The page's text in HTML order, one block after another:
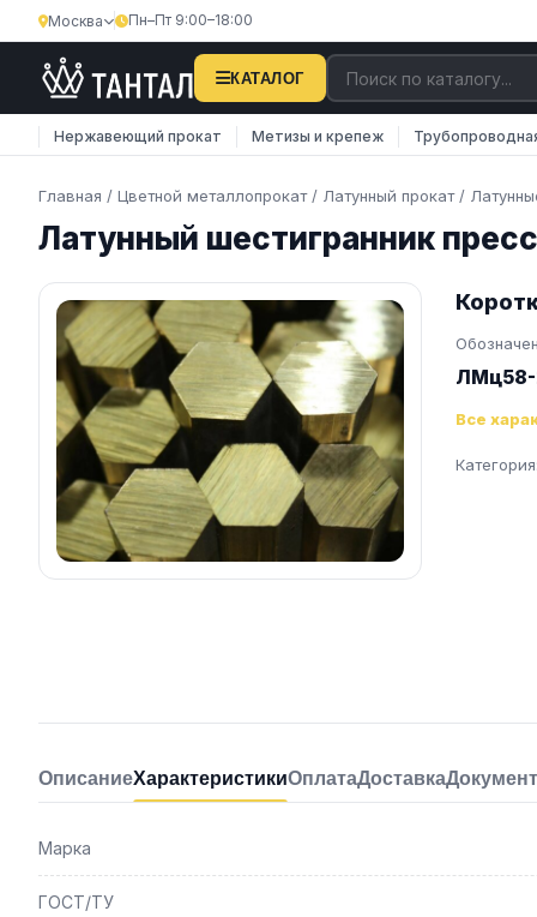
Москва Пн–Пт 9:00–18:00
КАТАЛОГ
Нержавеющий прокат Метизы и крепеж
Главная / Цветной металлопрокат / Латунный прокат /
Латунный шестигранник
Все
Категория:
ОписаниеХарактеристикиОплатаДоставка
Марка
ГОСТ/ТУ
×
Затрудняетесь с поиском?
Наши менеджеры оперативно подберут вам
необходимую продукцию. Закажите обратную
Телефон E-mail
ОТПРАВИТЬ
Нажимая на кнопку, вы соглашаетесь наобработку
персональных данных